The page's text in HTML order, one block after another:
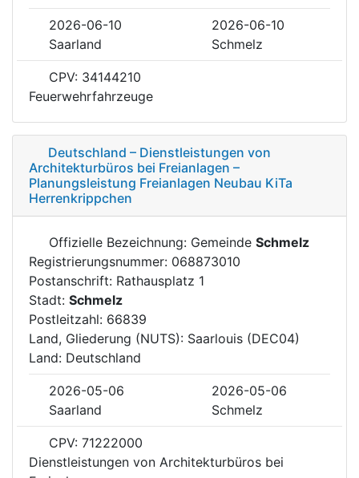
2026-06-10
2026-06-10
Saarland
Schmelz
CPV: 34144210
Feuerwehrfahrzeuge
Deutschland – Dienstleistungen von
Architekturbüros bei Freianlagen –
Planungsleistung Freianlagen Neubau KiTa
Herrenkrippchen
Offizielle Bezeichnung: Gemeinde Schmelz
Registrierungsnummer: 068873010
Postanschrift: Rathausplatz 1
Stadt: Schmelz
Postleitzahl: 66839
Land, Gliederung (NUTS): Saarlouis (DEC04)
Land: Deutschland
2026-05-06
2026-05-06
Saarland
Schmelz
CPV: 71222000
Dienstleistungen von Architekturbüros bei